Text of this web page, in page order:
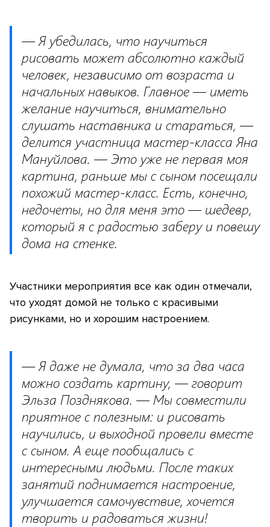
— Я убедилась, что научиться
рисовать может абсолютно каждый
человек, независимо от возраста и
начальных навыков. Главное — иметь
желание научиться, внимательно
слушать наставника и стараться, —
делится участница мастер-класса Яна
Мануйлова. — Это уже не первая моя
картина, раньше мы с сыном посещали
похожий мастер-класс. Есть, конечно,
недочеты, но для меня это — шедевр,
который я с радостью заберу и повешу
дома на стенке.
Участники мероприятия все как один отмечали,
что уходят домой не только с красивыми
рисунками, но и хорошим настроением.
— Я даже не думала, что за два часа
можно создать картину, — говорит
Эльза Позднякова. — Мы совместили
приятное с полезным: и рисовать
научились, и выходной провели вместе
с сыном. А еще пообщались с
интересными людьми. После таких
занятий поднимается настроение,
улучшается самочувствие, хочется
творить и радоваться жизни!